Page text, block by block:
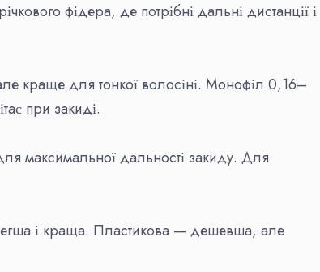
фідера, де потрібні дальні дистанції і
краще для тонкої волосіні. Монофіл 0,16–
при закиді.
максимальної дальності закиду. Для
і краща. Пластикова — дешевша, але